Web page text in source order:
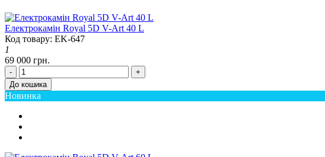
Електрокамін Royal 5D V-Art 40 L
Код товару: EK-647
1
69 000 грн.
-
+
До кошика
Новинка